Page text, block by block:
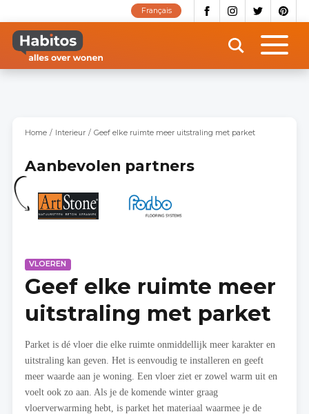
naar
inhoud
gaan
Français
Home Interieur Geef elke ruimte meer uitstraling met parket
Aanbevolen partners
VLOEREN
Geef elke ruimte meer
uitstraling met parket
Parket is dé vloer die elke ruimte onmiddellijk meer karakter en
uitstraling kan geven. Het is eenvoudig te installeren en geeft
meer waarde aan je woning. Een vloer ziet er zowel warm uit en
voelt ook zo aan. Als je de komende winter graag
vloerverwarming hebt, is parket het materiaal waarmee je de